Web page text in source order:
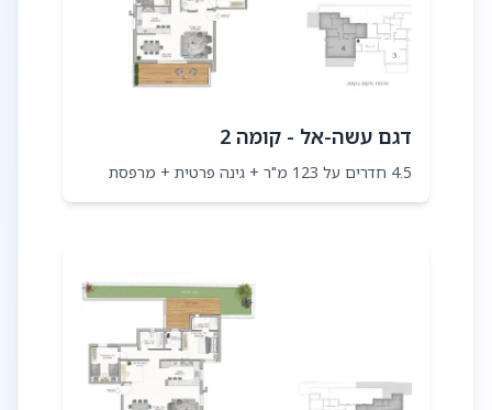
דגם עשה-אל - קומה 2
4.5 חדרים על 123 מ"ר + גינה פרטית + מרפסת